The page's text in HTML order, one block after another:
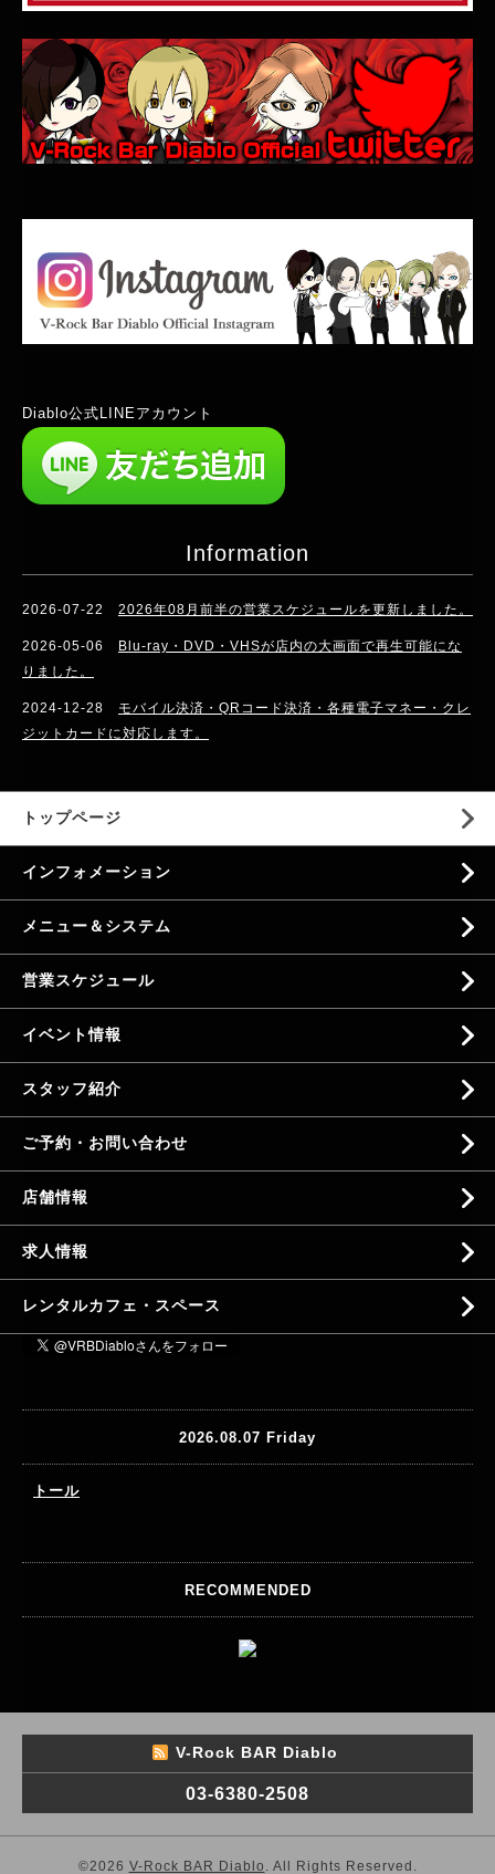
Diablo公式LINEアカウント
Information
2026-07-22 2026年08月前半の営業スケジュールを更新しました。
2026-05-06
Blu-ray・DVD・VHSが店内の大画面で再生可能にな
りました。
2024-12-28
モバイル決済・QRコード決済・各種電子マネー・クレ
ジットカードに対応します。
トップページ
インフォメーション
メニュー＆システム
営業スケジュール
イベント情報
スタッフ紹介
ご予約・お問い合わせ
店舗情報
求人情報
レンタルカフェ・スペース
2026.08.07 Friday
トール
RECOMMENDED
V-Rock BAR Diablo
03-6380-2508
©2026 V-Rock BAR Diablo . All Rights Reserved.